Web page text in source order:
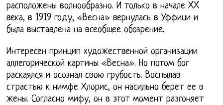
расположены волнообразно. И только в начале XX
века, в 1919 году, «Весна» вернулась в Уффици и
была выставлена на всеобщее обозрение.
Интересен принцип художественной организации
аллегорической картины «Весна». Но потом бог
раскаялся и осознал свою грубость. Воспылав
страстью к нимфе Хлорис, он насильно берет ее в
жены. Согласно мифу, он в этот момент разгоняет